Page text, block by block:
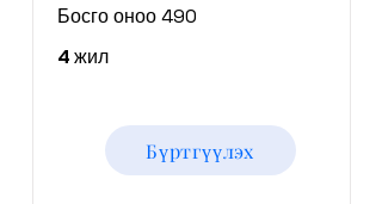
Босго оноо 490
4 жил
Бүртгүүлэх